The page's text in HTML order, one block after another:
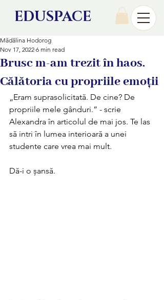
EDUSPACE
Brusc m-am trezit în haos.
Călătoria cu propriile emoții
Mădălina Hodorog
Nov 17, 2022 6 min read
„Eram suprasolicitată. De cine? De
propriile mele gânduri.” - scrie
Alexandra în articolul de mai jos. Te las
să intri în lumea interioară a unei
studente care vrea mai mult.
Dă-i o șansă.